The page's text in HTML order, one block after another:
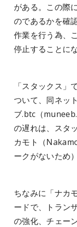
がある。この際
のであるかを確
作業を行う為、
停止することにな
「スタックス」
ついて、同ネッ
ブ.btc（
の遅れは、スタ
カモト（
ークがないため
ちなみに「ナカ
ードで、トラン
の強化、チェー